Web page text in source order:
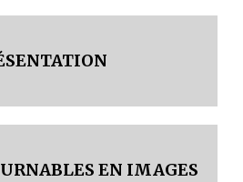
EN IMAGES